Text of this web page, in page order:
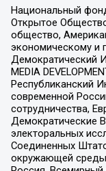
Национальный
Открытое
общество,
экономическому и
Демократический
MEDIA
Республиканский
современной
сотрудничества,
Демократические
электоральных
Соединенных
окружающей среды